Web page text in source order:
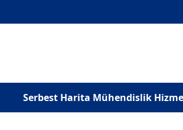
Serbest Harita Mühendislik